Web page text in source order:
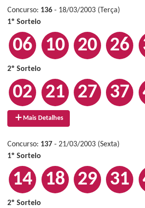
Concurso: 136 - 18/03/2003 (Terça)
1º Sorteio
06 10 20 26
2º Sorteio
02 21 27 37
Mais Detalhes
Concurso: 137 - 21/03/2003 (Sexta)
1º Sorteio
14 18 29 31
2º Sorteio